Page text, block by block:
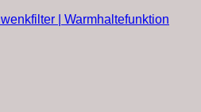
| Warmhaltefunktion